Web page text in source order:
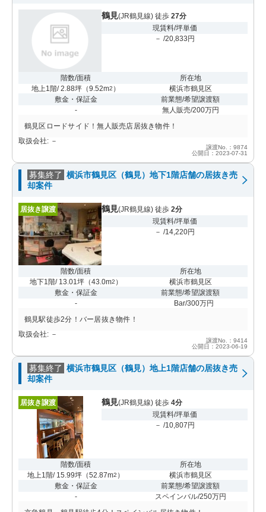
鶴見(JR鶴見線) 徒歩 27分
現賃料/坪単価
－ /20,833円
階数/面積
地上1階/ 2.88坪 （9.52m2 ）
所在地
横浜市鶴見区
敷金・保証金
-
前業態/希望譲渡額
無人販売/200万円
鶴見区ロードサイド！無人販売店居抜き物件！
取扱会社: －
譲渡No.：9874
公開日：2023-07-31
募集終了 横浜市鶴見区（鶴見）地下1階店舗の居抜き売
却案件
居抜き譲渡 鶴見(JR鶴見線) 徒歩 2分
現賃料/坪単価
－ /14,220円
階数/面積
地下1階/ 13.01坪（43.0m2 ）
所在地
横浜市鶴見区
敷金・保証金
-
前業態/希望譲渡額
Bar/300万円
鶴見駅徒歩2分！バー居抜き物件！
取扱会社: －
譲渡No.：9414
公開日：2023-06-19
募集終了 横浜市鶴見区（鶴見）地上1階店舗の居抜き売
却案件
居抜き譲渡 鶴見(JR鶴見線) 徒歩 4分
現賃料/坪単価
－ /10,807円
階数/面積
地上1階/ 15.99坪 （52.87m2 ）
所在地
横浜市鶴見区
敷金・保証金
-
前業態/希望譲渡額
スペインバル/250万円